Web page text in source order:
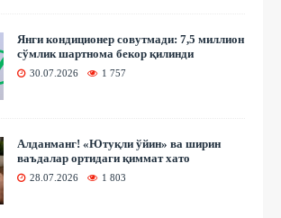
Янги кондиционер совутмади: 7,5 миллион
сўмлик шартнома бекор қилинди
30.07.2026 1 757
Алданманг! «Ютуқли ўйин» ва ширин
ваъдалар ортидаги қиммат хато
28.07.2026 1 803